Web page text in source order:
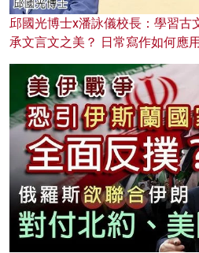
邱國光博士x潘詠儀校長：學習古
承文言文之美？ 日常寫作如何應